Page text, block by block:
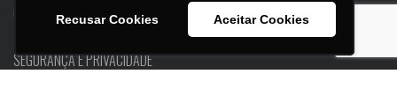
Recusar Cookies Aceitar Cookies
Recusar Cookies Aceitar Cookies
CONTATO
SEGURANÇA E PRIVACIDADE